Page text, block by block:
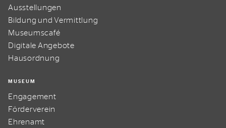
Ausstellungen
Bildung und Vermittlung
Museumscafé
Digitale Angebote
Hausordnung
MUSEUM
Engagement
Förderverein
Ehrenamt